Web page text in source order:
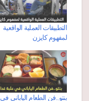
التطبيقات العملية الواقعية
لمفهوم كايزن
بنتو..فن الطعام الياباني في